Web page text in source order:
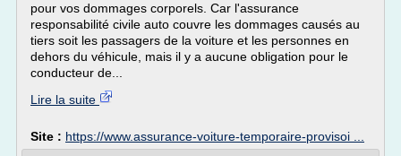
pour vos dommages corporels. Car l'assurance
responsabilité civile auto couvre les dommages causés au
tiers soit les passagers de la voiture et les personnes en
dehors du véhicule, mais il y a aucune obligation pour le
conducteur de...
Lire la suite
Site : https://www.assurance-voiture-temporaire-provisoi ...